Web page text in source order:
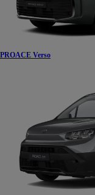
PROACE Verso